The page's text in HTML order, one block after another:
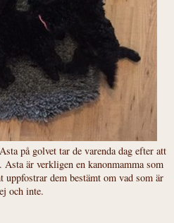
på golvet tar de varenda dag efter att
är verkligen en kanonmamma som
uppfostrar dem bestämt om vad som är
och inte.